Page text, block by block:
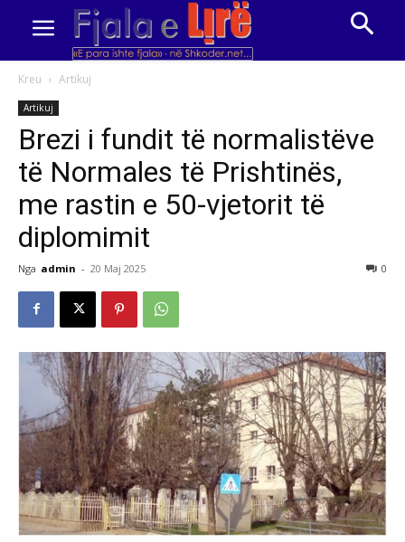
Kreu Artikuj
Artikuj
Brezi i fundit të normalistëve
të Normales të Prishtinës,
me rastin e 50-vjetorit të
diplomimit
Nga admin - 20 Maj 2025 0